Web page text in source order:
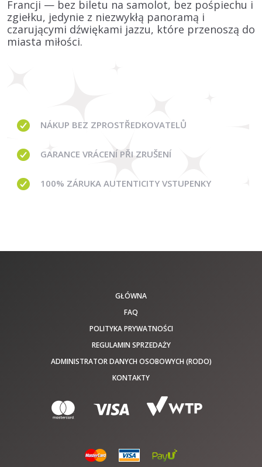
Francji — bez biletu na samolot, bez pośpiechu i
zgiełku, jedynie z niezwykłą panoramą i
czarującymi dźwiękami jazzu, które przenoszą do
miasta miłości.
NÁKUP BEZ ZPROSTŘEDKOVATELŮ
GARANCE VRÁCENÍ PŘI ZRUŠENÍ
100% ZÁRUKA AUTENTICITY VSTUPENKY
GŁÓWNA
FAQ
POLITYKA PRYWATNOŚCI
REGULAMIN SPRZEDAŻY
ADMINISTRATOR DANYCH OSOBOWYCH (RODO)
KONTAKTY